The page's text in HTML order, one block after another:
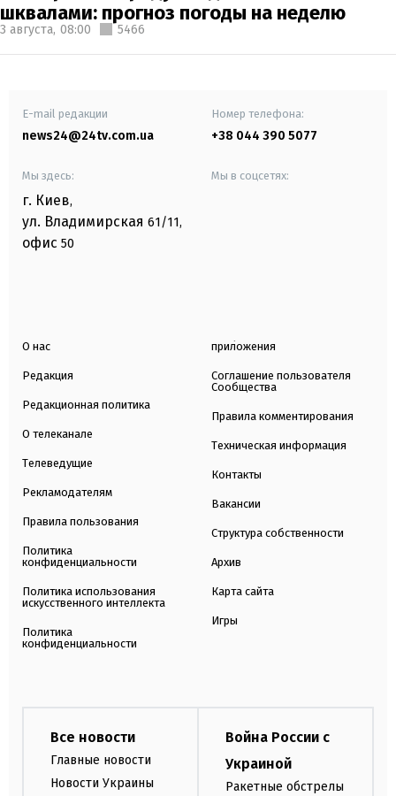
шквалами: прогноз погоды на неделю
3 августа, 08:00 5466
E-mail редакции
news24@24tv.com.ua
Номер телефона:
+38 044 390 5077
Мы здесь:
г. Киев,
ул. Владимирская 61/11,
офис 50
Мы в соцсетях:
О нас
Редакция
Редакционная политика
О телеканале
Телеведущие
Рекламодателям
Правила пользования
Политика
конфиденциальности
Политика использования
искусственного интеллекта
Политика
конфиденциальности
приложения
Соглашение пользователя
Сообщества
Правила комментирования
Техническая информация
Контакты
Вакансии
Структура собственности
Архив
Карта сайта
Игры
Все новости
Главные новости
Новости Украины
Война России с
Украиной
Ракетные обстрелы